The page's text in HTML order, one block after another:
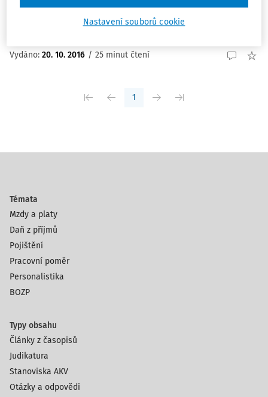
ochotnější a vyvolávají i méně problémů či ...
Vydáno: 20. 10. 2016 / 25 minut čtení
1
Témata
Mzdy a platy
Daň z příjmů
Pojištění
Pracovní poměr
Personalistika
BOZP
Typy obsahu
Články z časopisů
Judikatura
Stanoviska AKV
Otázky a odpovědi
Nastavení souborů cookie